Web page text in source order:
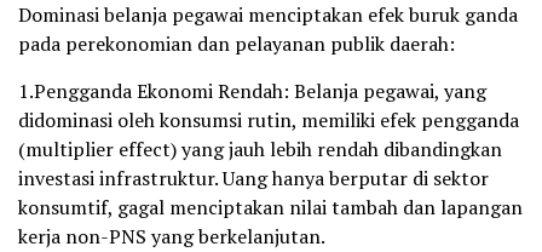
Dominasi belanja pegawai menciptakan efek buruk ganda
pada perekonomian dan pelayanan publik daerah:
1.Pengganda Ekonomi Rendah: Belanja pegawai, yang
didominasi oleh konsumsi rutin, memiliki efek pengganda
(multiplier effect) yang jauh lebih rendah dibandingkan
investasi infrastruktur. Uang hanya berputar di sektor
konsumtif, gagal menciptakan nilai tambah dan lapangan
kerja non-PNS yang berkelanjutan.